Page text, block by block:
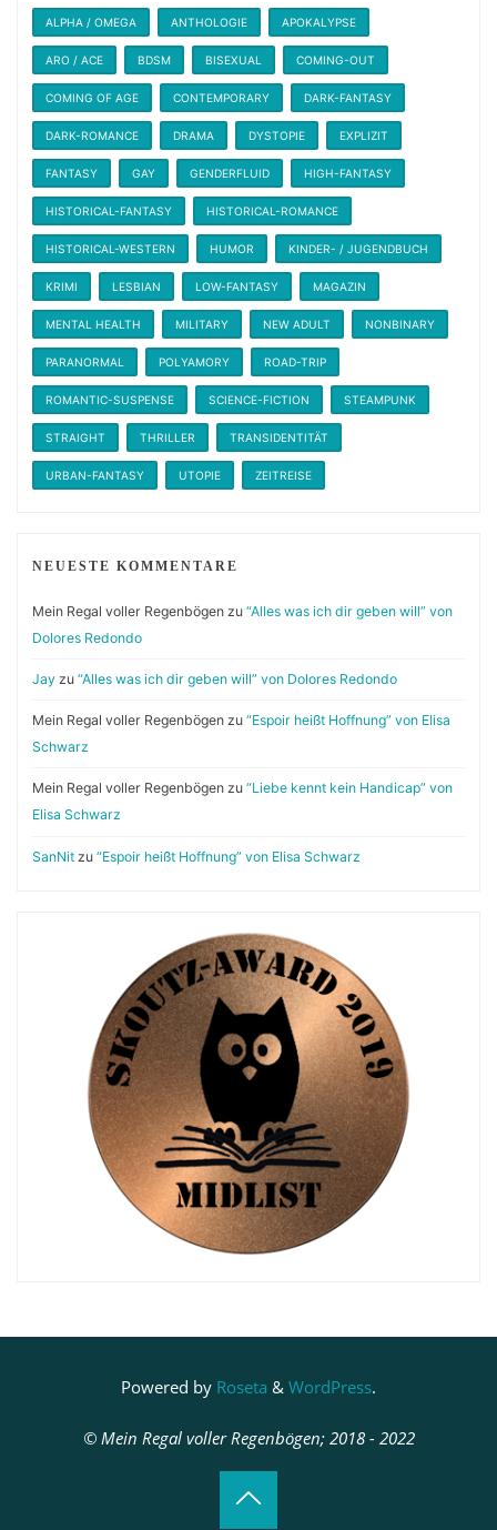
ALPHA / OMEGA ANTHOLOGIE APOKALYPSE
ARO / ACE BDSM BISEXUAL COMING-OUT
COMING OF AGE CONTEMPORARY DARK-FANTASY
DARK-ROMANCE DRAMA DYSTOPIE EXPLIZIT
FANTASY GAY GENDERFLUID HIGH-FANTASY
HISTORICAL-FANTASY HISTORICAL-ROMANCE
HISTORICAL-WESTERN HUMOR KINDER- / JUGENDBUCH
KRIMI LESBIAN LOW-FANTASY MAGAZIN
MENTAL HEALTH MILITARY NEW ADULT NONBINARY
PARANORMAL POLYAMORY ROAD-TRIP
ROMANTIC-SUSPENSE SCIENCE-FICTION STEAMPUNK
STRAIGHT THRILLER TRANSIDENTITÄT
URBAN-FANTASY UTOPIE ZEITREISE
NEUESTE KOMMENTARE
Mein Regal voller Regenbögenzu “Alles was ich dir geben will” von
Dolores Redondo
Jayzu “Alles was ich dir geben will” von Dolores Redondo
Mein Regal voller Regenbögenzu “Espoir heißt Hoffnung” von Elisa
Schwarz
Mein Regal voller Regenbögenzu “Liebe kennt kein Handicap” von
Elisa Schwarz
SanNitzu “Espoir heißt Hoffnung” von Elisa Schwarz
Powered by Roseta & WordPress.
© Mein Regal voller Regenbögen; 2018 - 2022